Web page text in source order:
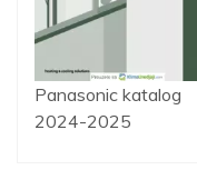
Panasonic katalog
2024-2025